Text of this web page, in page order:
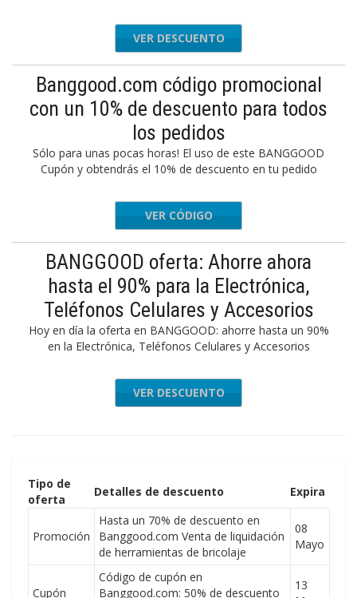
VER DESCUENTO
Banggood.com código promocional
con un 10% de descuento para todos
los pedidos
Sólo para unas pocas horas! El uso de este BANGGOOD
Cupón y obtendrás el 10% de descuento en tu pedido
AFFBG10
VER CÓDIGO
BANGGOOD oferta: Ahorre ahora
hasta el 90% para la Electrónica,
Teléfonos Celulares y Accesorios
Hoy en día la oferta en BANGGOOD: ahorre hasta un 90%
en la Electrónica, Teléfonos Celulares y Accesorios
VER DESCUENTO
Tipo de
oferta
Detalles de descuento Expira
Promoción
Hasta un 70% de descuento en
Banggood.com Venta de liquidación
de herramientas de bricolaje
08
Mayo
Cupón
Código de cupón en
Banggood.com: 50% de descuento
13